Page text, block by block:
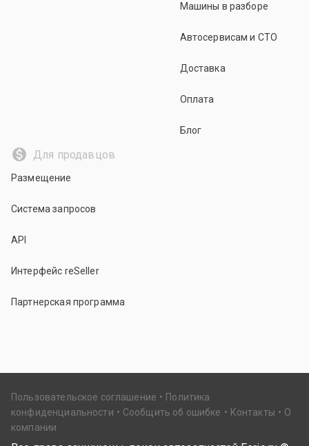
Машины в разборе
Автосервисам и СТО
Доставка
Оплата
Блог
Для продавцов
Размещение
Система запросов
API
Интерфейс reSeller
Партнерская программа
Пользовательское соглашение
Политика
конфиденциальности
Сообщить об ошибке Контакты
О
компании